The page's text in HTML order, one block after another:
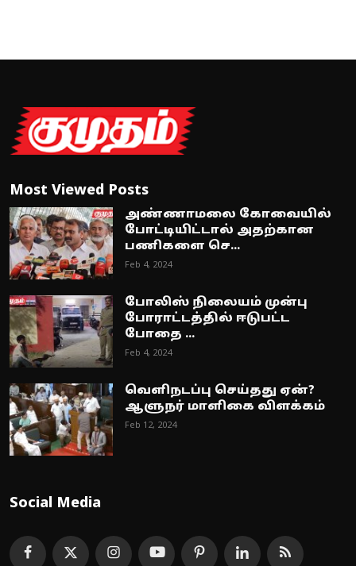
Most Viewed Posts
அண்ணாமலை கோவையில்
போட்டியிட்டால் அதற்கான
பணிகளை செ...
Feb 4, 2024
போலிஸ் நிலையம் முன்பு
போராட்டத்தில் ஈடுபட்ட
போதை ...
Feb 4, 2024
வெளிநடப்பு செய்தது ஏன்?
ஆளுநர் மாளிகை விளக்கம்
Feb 12, 2024
Social Media